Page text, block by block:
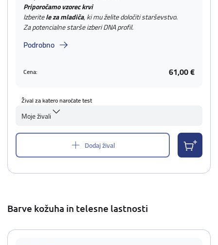
Priporočamo vzorec krvi
Izberitele za mladiča, ki mu želite določiti starševstvo.
Za potencialne starše izberi DNA profil.
Podrobno
Cena: 61,00 €
Žival za katero naročate test
Moje živali
Dodaj žival
Barve kožuha in telesne lastnosti